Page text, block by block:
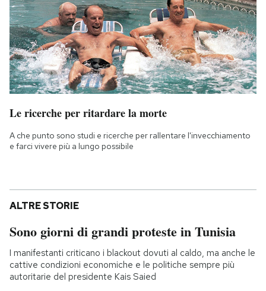
Le ricerche per ritardare la morte
A che punto sono studi e ricerche per rallentare l'invecchiamento
e farci vivere più a lungo possibile
ALTRE STORIE
Sono giorni di grandi proteste in Tunisia
I manifestanti criticano i blackout dovuti al caldo, ma anche le
cattive condizioni economiche e le politiche sempre più
autoritarie del presidente Kais Saied